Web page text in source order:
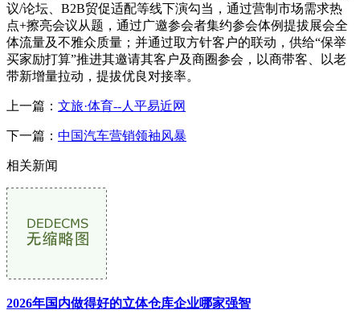
议/论坛、B2B贸促适配等线下演勾当，通过营制市场需求热
点+擦亮会议从题，通过广邀参会者集约参会体例提拔展会全
体流量及不雅众质量；并通过取方针客户的联动，供给“保举
买家励打算”推进其邀请其客户及商圈参会，以商带客、以老
带新增量拉动，提拔优良对接率。
上一篇： 文旅·体育--人平易近网
下一篇： 中国汽车营销领袖风暴
相关新闻
2026年国内做得好的立体仓库企业哪家强智